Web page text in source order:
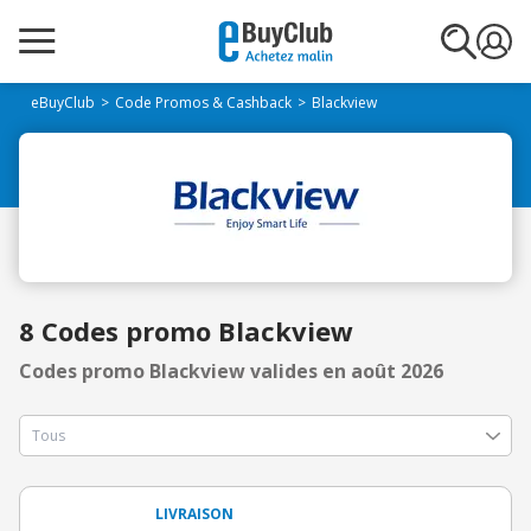
eBuyClub Code Promos & Cashback Blackview
8 Codes promo Blackview
Codes promo Blackview valides en août 2026
LIVRAISON